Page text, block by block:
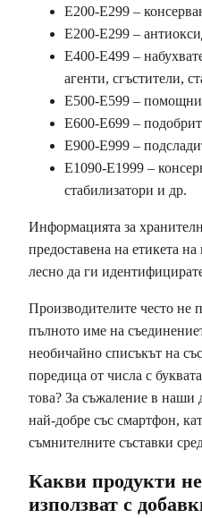
E200-E299 –
E200-E299 –
E400-E499 –
агенти, сгъстители,
E500-E599 – помощни
E600-E699 –
E900-E999 –
E1090-E1999 –
стабилизатори и др.
Информацията за
предоставена на етикета
лесно да ги
Производителите често не
пълното име на
необичайно списъкът на
поредица от числа с
това? За съжаление в наши
най-добре със смартфон,
съмнителните съставки
Какви продукти
използват с